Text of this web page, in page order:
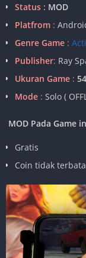
Status : MOD
Platfrom :
Genre Game :
Publisher: Ray
Ukuran Game :
Mode : Solo (
MOD Pada Game
Gratis
Coin tidak